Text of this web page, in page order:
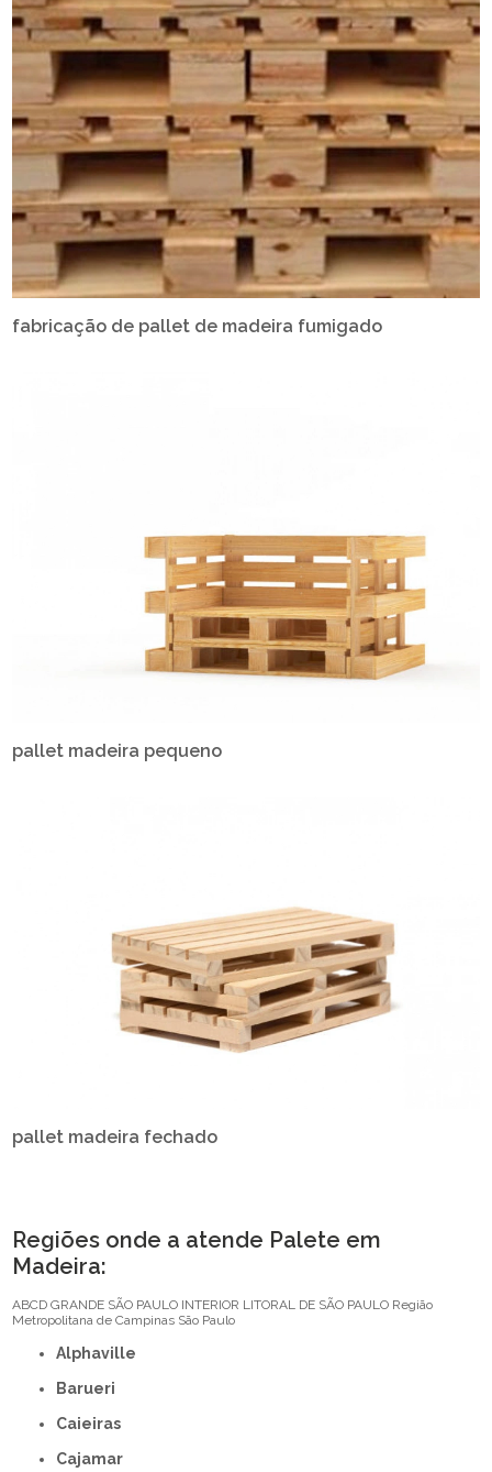
fabricação de pallet de madeira fumigado
pallet madeira pequeno
pallet madeira fechado
Regiões onde a atende Palete em
Madeira:
ABCD GRANDE SÃO PAULO INTERIOR LITORAL DE SÃO PAULO Região
Metropolitana de Campinas São Paulo
Alphaville
Barueri
Caieiras
Cajamar